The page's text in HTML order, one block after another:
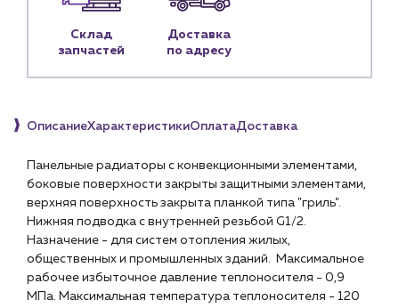
Наши партнёры
Чат-бот
Пн – пт: 9:00 – 18:00
sales@profpotok.ru
г. Краснодар, ул. Российская, 63
Склад
запчастей
Доставка
по адресу
ОписаниеХарактеристикиОплатаДоставка
Панельные радиаторы с конвекционными элементами,
боковые поверхности закрыты защитными элементами,
верхняя поверхность закрыта планкой типа "гриль".
Нижняя подводка с внутренней резьбой G1/2.
Назначение - для систем отопления жилых,
общественных и промышленных зданий. Максимальное
рабочее избыточное давление теплоносителя - 0,9
МПа. Максимальная температура теплоносителя - 120